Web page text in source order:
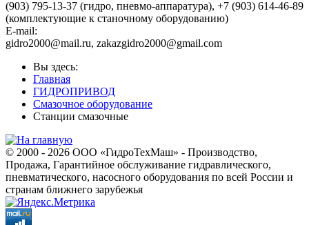
(903) 795-13-37 (гидро, пневмо-аппаратура), +7 (903) 614-46-89
(комплектующие к станочному оборудованию)
E-mail:
,
Вы здесь:
Главная
ГИДРОПРИВОД
Смазочное оборудование
Станции смазочные
© 2000 - 2026 ООО «ГидроТехМаш» - Производство,
Продажа, Гарантийное обслуживание гидравлического,
пневматического, насосного оборудования по всей России и
странам ближнего зарубежья